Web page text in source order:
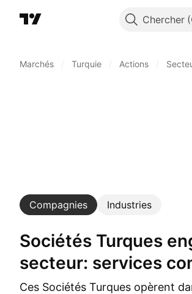
Chercher
Marchés Turquie Actions
Compagnies Industries
Sociétés Turques engagées dans un
secteur: services
Ces Sociétés Turques opèrent